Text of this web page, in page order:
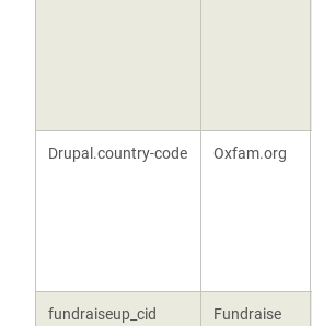
Drupal.country-code Oxfam.org
fundraiseup_cid
Fundraise